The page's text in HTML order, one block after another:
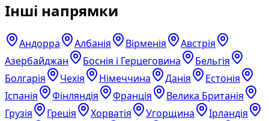
Інші напрямки
Андорра Албанія Вірменія
Австрія
Азербайджан
Боснія і Герцеговина
Бельгія
Болгарія
Чехія Німеччина Данія
Естонія
Іспанія
Фінляндія Франція
Велика Британія
Грузія
Греція Хорватія Угорщина
Ірландія